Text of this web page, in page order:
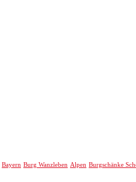
Bayern Burg Wanzleben Alpen Burgschänke